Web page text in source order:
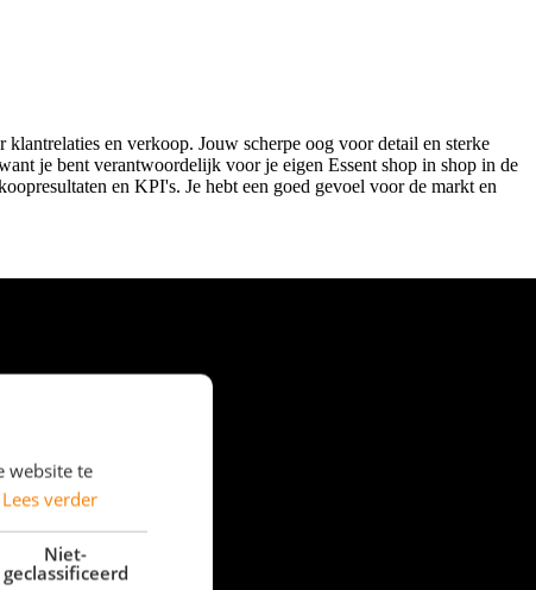
en verkoop. Jouw scherpe oog voor detail en sterke
je bent verantwoordelijk voor je eigen Essent shop in shop in de
en KPI's. Je hebt een goed gevoel voor de markt en
website te
Lees verder
Niet-
geclassificeerd